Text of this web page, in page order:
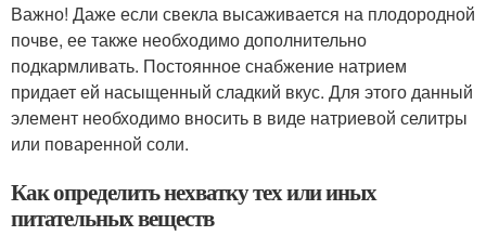
Важно! Даже если свекла высаживается на плодородной
почве, ее также необходимо дополнительно
подкармливать. Постоянное снабжение натрием
придает ей насыщенный сладкий вкус. Для этого данный
элемент необходимо вносить в виде натриевой селитры
или поваренной соли.
Как определить нехватку тех или иных
питательных веществ